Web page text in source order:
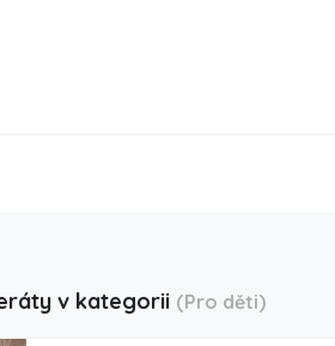
v kategorii (Pro děti)